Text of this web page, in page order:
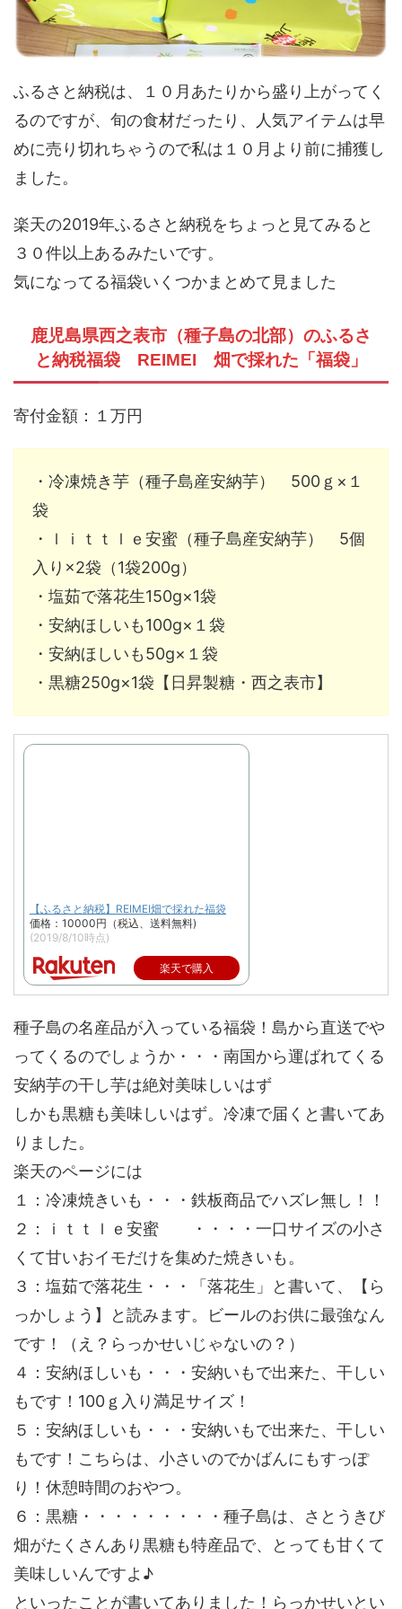
ふるさと納税は、１０月あたりから盛り上がってく
るのですが、旬の食材だったり、人気アイテムは早
めに売り切れちゃうので私は１０月より前に捕獲し
ました。
楽天の2019年ふるさと納税をちょっと見てみると
３０件以上あるみたいです。
気になってる福袋いくつかまとめて見ました
鹿児島県西之表市（種子島の北部）のふるさ
と納税福袋 REIMEI 畑で採れた「福袋」
寄付金額：１万円
・冷凍焼き芋（種子島産安納芋） 500ｇ×１
袋
・ｌｉｔｔｌｅ安蜜（種子島産安納芋） 5個
入り×2袋（1袋200g）
・塩茹で落花生150g×1袋
・安納ほしいも100g×１袋
・安納ほしいも50g×１袋
・黒糖250g×1袋【日昇製糖・西之表市】
【ふるさと納税】REIMEI畑で採れた福袋
価格：10000円（税込、送料無料)
(2019/8/10時点)
楽天で購入
種子島の名産品が入っている福袋！島から直送でや
ってくるのでしょうか・・・南国から運ばれてくる
安納芋の干し芋は絶対美味しいはず
しかも黒糖も美味しいはず。冷凍で届くと書いてあ
りました。
楽天のページには
１：冷凍焼きいも・・・鉄板商品でハズレ無し！！
２：ｉｔｔｌｅ安蜜 ・・・・一口サイズの小さ
くて甘いおイモだけを集めた焼きいも。
３：塩茹で落花生・・・「落花生」と書いて、【ら
っかしょう】と読みます。ビールのお供に最強なん
です！（え？らっかせいじゃないの？）
４：安納ほしいも・・・安納いもで出来た、干しい
もです！100ｇ入り満足サイズ！
５：安納ほしいも・・・安納いもで出来た、干しい
もです！こちらは、小さいのでかばんにもすっぽ
り！休憩時間のおやつ。
６：黒糖・・・・・・・・・種子島は、さとうきび
畑がたくさんあり黒糖も特産品で、とっても甘くて
美味しいんですよ♪
といったことが書いてありました！らっかせいとい